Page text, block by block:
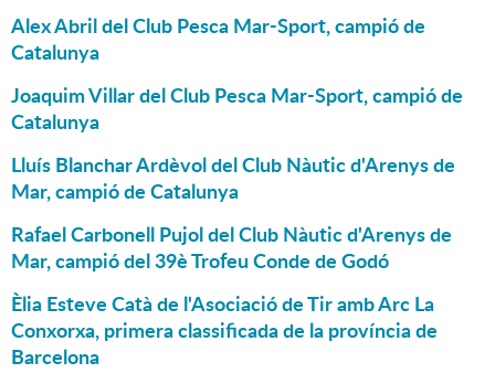
Alex Abril del Club Pesca Mar-Sport, campió de
Catalunya
Joaquim Villar del Club Pesca Mar-Sport, campió de
Catalunya
Lluís Blanchar Ardèvol del Club Nàutic d'Arenys de
Mar, campió de Catalunya
Rafael Carbonell Pujol del Club Nàutic d'Arenys de
Mar, campió del 39è Trofeu Conde de Godó
Èlia Esteve Catà de l'Asociació de Tir amb Arc La
Conxorxa, primera classificada de la província de
Barcelona